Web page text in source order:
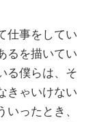
仕事をしてい
るを描いてい
る僕らは、そ
きゃいけない
ったとき、